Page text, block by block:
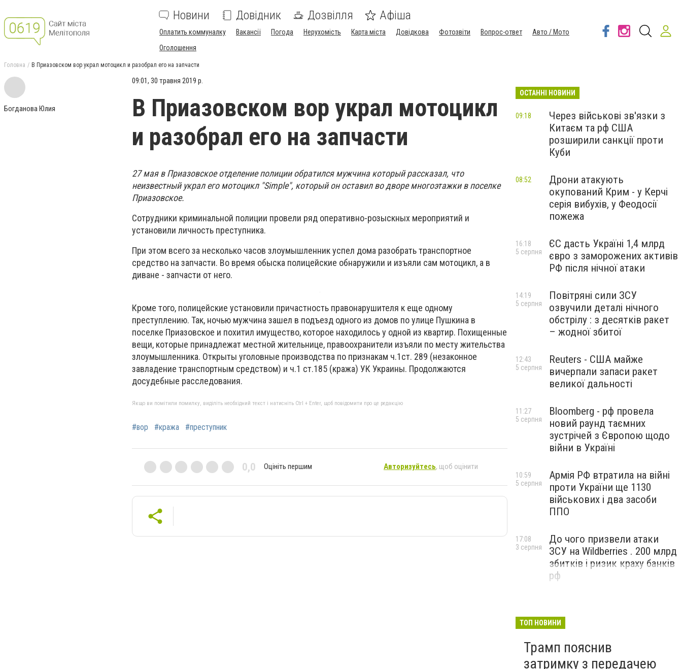
Новини Довідник Дозвілля Афіша
Оплатить коммуналку Вакансії Погода Нерухомість Карта міста Довідкова Фотозвіти Вопрос-ответ
Авто / Мото
Оголошення
Головна В Приазовском вор украл мотоцикл и разобрал его на запчасти
Богданова Юлия
09:01, 30 травня 2019 р.
В Приазовском вор украл мотоцикл
и разобрал его на запчасти
27 мая в Приазовское отделение полиции обратился мужчина который рассказал, что
неизвестный украл его мотоцикл "Simple", который он оставил во дворе многоэтажки в поселке
Приазовское.
Сотрудники криминальной полиции провели ряд оперативно-розыскных мероприятий и
установили личность преступника.
При этом всего за несколько часов злоумышленник успел дома разобрать транспортное
средство на запчасти. Во время обыска полицейские обнаружили и изъяли сам мотоцикл, а в
диване - запчасти от него.
Кроме того, полицейские установили причастность правонарушителя к еще одному
преступлению. Так, ночью мужчина зашел в подъезд одного из домов по улице Пушкина в
поселке Приазовское и похитил имущество, которое находилось у одной из квартир. Похищенные
вещи, которые принадлежат местной жительнице, правоохранители изъяли по месту жительства
злоумышленника. Открыты уголовные производства по признакам ч.1ст. 289 (незаконное
завладение транспортным средством) и ч.1 ст.185 (кража) УК Украины. Продолжаются
досудебные расследования.
Якщо ви помітили помилку, виділіть необхідний текст і натисніть Ctrl + Enter, щоб повідомити про це редакцію
#вор #кража #преступник
0,0 Оцініть першим Авторизуйтесь, щоб оцінити
ОСТАННІ НОВИНИ
Через військові зв'язки з
Китаєм та рф США
розширили санкції проти
Куби
09:18
Дрони атакують
окупований Крим - у Керчі
серія вибухів, у Феодосії
пожежа
08:52
ЄС дасть Україні 1,4 млрд
євро з заморожених активів
РФ після нічної атаки
16:18
5 серпня
Повітряні сили ЗСУ
озвучили деталі нічного
обстрілу : з десятків ракет
– жодної збитої
14:19
5 серпня
Reuters - США майже
вичерпали запаси ракет
великої дальності
12:43
5 серпня
Bloomberg - рф провела
новий раунд таємних
зустрічей з Європою щодо
війни в Україні
11:27
5 серпня
Армія РФ втратила на війні
проти України ще 1130
військових і два засоби
ППО
10:59
5 серпня
До чого призвели атаки
ЗСУ на Wildberries . 200 млрд
збитків і ризик краху банків
рф
17:08
3 серпня
ТОП НОВИНИ
Трамп пояснив
затримку з передачею